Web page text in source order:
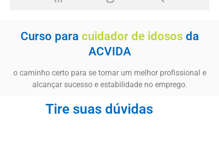
Curso para cuidador de idosos da
ACVIDA
o caminho certo para se tornar um melhor profissional e
alcançar sucesso e estabilidade no emprego.
Tire suas dúvidas